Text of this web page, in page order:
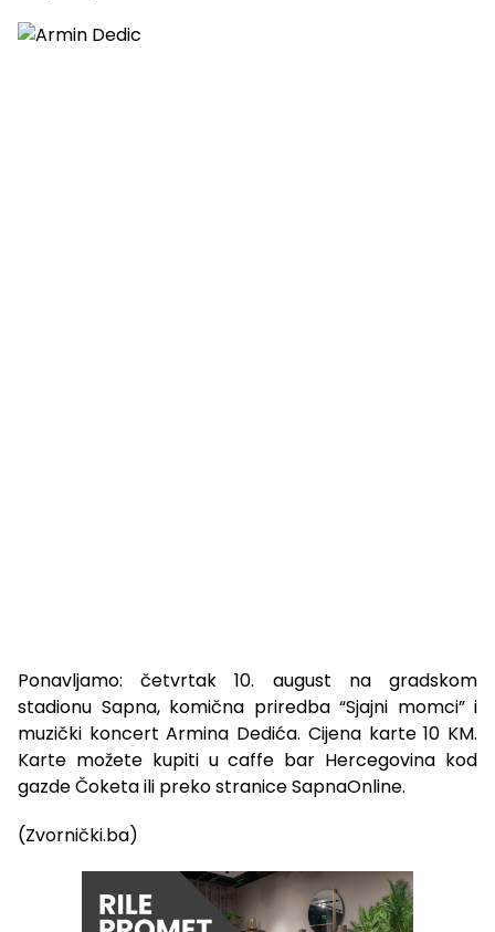
Ponavljamo: četvrtak 10. august na gradskom
stadionu Sapna, komična priredba “Sjajni momci” i
muzički koncert Armina Dedića. Cijena karte 10 KM.
Karte možete kupiti u caffe bar Hercegovina kod
gazde Čoketa ili preko stranice SapnaOnline.
(Zvornički.ba)